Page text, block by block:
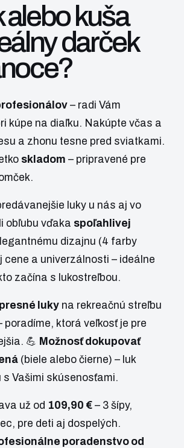
alebo kuša
darček
– radi Vám
kúpe na diaľku. Nakúpte včas a
a zhonu tesne pred sviatkami.
skladom – pripravené pre
luky u nás aj vo
obľubu vďaka spoľahlivej
dizajnu (4 farby
cene a univerzálnosti – ideálne
začína s lukostreľbou.
luky na rekreačnú streľbu
poradíme, ktorá veľkosť je pre
💪 Možnosť dokupovať
(biele alebo čierne) – luk
s Vašimi skúsenosťami.
už od 109,90 € – 3 šípy,
pre deti aj dospelých.
poradenstvo od